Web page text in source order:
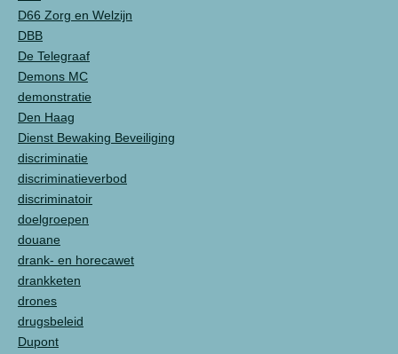
D66 Zorg en Welzijn
DBB
De Telegraaf
Demons MC
demonstratie
Den Haag
Dienst Bewaking Beveiliging
discriminatie
discriminatieverbod
discriminatoir
doelgroepen
douane
drank- en horecawet
drankketen
drones
drugsbeleid
Dupont